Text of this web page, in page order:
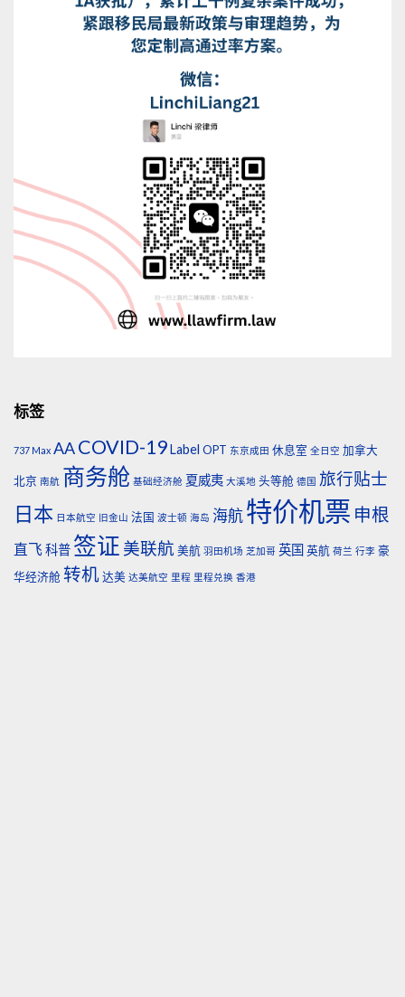
标签
737 Max AACOVID-19Label OPT 东京成田 休息室 全日空 加拿大
北京 南航 商务舱 基础经济舱 夏威夷 大溪地 头等舱 德国 旅行贴士
日本 日本航空 旧金山 法国 波士顿 海岛 海航特价机票 申根
直飞 科普 签证 美联航 美航 羽田机场 芝加哥 英国 英航 荷兰 行李 豪
华经济舱 转机达美 达美航空 里程 里程兑换 香港